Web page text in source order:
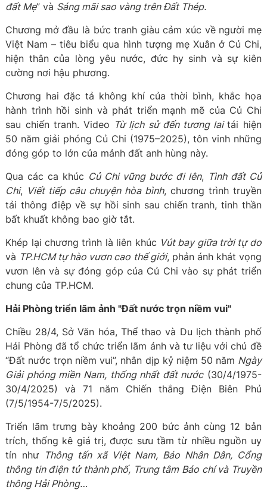
đất Mẹ” và Sáng mãi sao vàng trên Đất Thép.
Chương mở đầu là bức tranh giàu cảm xúc về người mẹ
Việt Nam – tiêu biểu qua hình tượng mẹ Xuân ở Củ Chi,
hiện thân của lòng yêu nước, đức hy sinh và sự kiên
cường nơi hậu phương.
Chương hai đặc tả không khí của thời bình, khắc họa
hành trình hồi sinh và phát triển mạnh mẽ của Củ Chi
sau chiến tranh. Video Từ lịch sử đến tương laitái hiện
50 năm giải phóng Củ Chi (1975–2025), tôn vinh những
đóng góp to lớn của mảnh đất anh hùng này.
Qua các ca khúc Củ Chi vững bước đi lên, Tình đất Củ
Chi, Viết tiếp câu chuyện hòa bình, chương trình truyền
tải thông điệp về sự hồi sinh sau chiến tranh, tinh thần
bất khuất không bao giờ tắt.
Khép lại chương trình là liên khúc Vút bay giữa trời tự do
và TP.HCM tự hào vươn cao thế giới, phản ánh khát vọng
vươn lên và sự đóng góp của Củ Chi vào sự phát triển
chung của TP.HCM.
Hải Phòng triển lãm ảnh "Đất nước trọn niềm vui"
Chiều 28/4, Sở Văn hóa, Thể thao và Du lịch thành phố
Hải Phòng đã tổ chức triển lãm ảnh và tư liệu với chủ đề
“Đất nước trọn niềm vui”, nhân dịp kỷ niệm 50 năm Ngày
Giải phóng miền Nam, thống nhất đất nước(30/4/1975-
30/4/2025) và 71 năm Chiến thắng Điện Biên Phủ
(7/5/1954-7/5/2025).
Triển lãm trưng bày khoảng 200 bức ảnh cùng 12 bản
trích, thống kê giá trị, được sưu tầm từ nhiều nguồn uy
tín như Thông tấn xã Việt Nam, Báo Nhân Dân, Cổng
thông tin điện tử thành phố, Trung tâm Báo chí và Truyền
thông Hải Phòng…